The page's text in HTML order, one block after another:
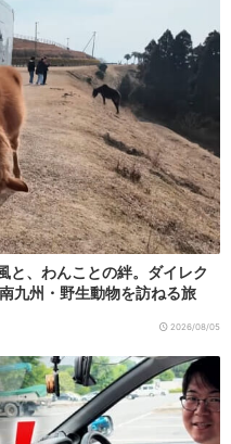
と、わんことの絆。ダイレク
九州・野生動物を訪ねる旅
2026/08/05